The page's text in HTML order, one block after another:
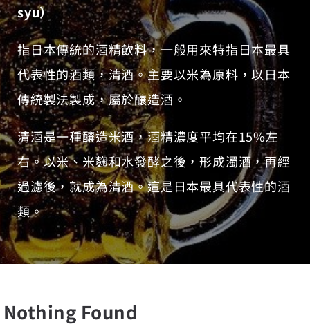
syu）
指日本傳統的酒精飲料，一般用來特指日本最具
代表性的酒類，清酒。主要以米為原料，以日本
傳統製法製成，屬於釀造酒。
清酒是一種釀造米酒，酒精濃度平均在15%左
右。以米、米麴和水發酵之後，形成濁酒，再經
過濾後，就成為清酒。這是日本最具代表性的酒
類。
Nothing Found